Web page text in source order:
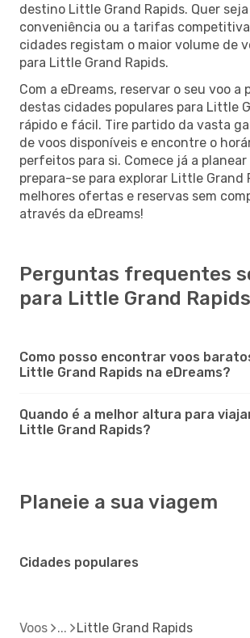
destino Little Grand Rapids. Quer
conveniência ou a tarifas
cidades registam o maior volume de
para Little Grand Rapids.
Com a eDreams, reservar o seu voo a
destas cidades populares para Little
rápido e fácil. Tire partido da vasta
de voos disponíveis e encontre o
perfeitos para si. Comece já a
prepara-se para explorar Little Grand
melhores ofertas e reservas sem
através da eDreams!
Perguntas frequentes
para Little Grand Rapids
Como posso encontrar voos
Little Grand Rapids na eDreams?
Quando é a melhor altura para
Little Grand Rapids?
Planeie a sua viagem
Cidades populares
Voos Little Grand Rapids